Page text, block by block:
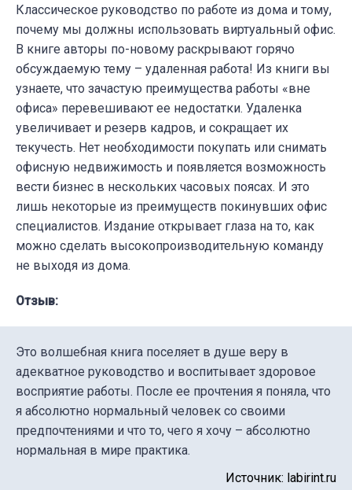
Классическое руководство по работе из дома и тому,
почему мы должны использовать виртуальный офис.
В книге авторы по-новому раскрывают горячо
обсуждаемую тему – удаленная работа! Из книги вы
узнаете, что зачастую преимущества работы «вне
офиса» перевешивают ее недостатки. Удаленка
увеличивает и резерв кадров, и сокращает их
текучесть. Нет необходимости покупать или снимать
офисную недвижимость и появляется возможность
вести бизнес в нескольких часовых поясах. И это
лишь некоторые из преимуществ покинувших офис
специалистов. Издание открывает глаза на то, как
можно сделать высокопроизводительную команду
не выходя из дома.
Отзыв:
Это волшебная книга поселяет в душе веру в
адекватное руководство и воспитывает здоровое
восприятие работы. После ее прочтения я поняла, что
я абсолютно нормальный человек со своими
предпочтениями и что то, чего я хочу – абсолютно
нормальная в мире практика.
Источник: labirint.ru